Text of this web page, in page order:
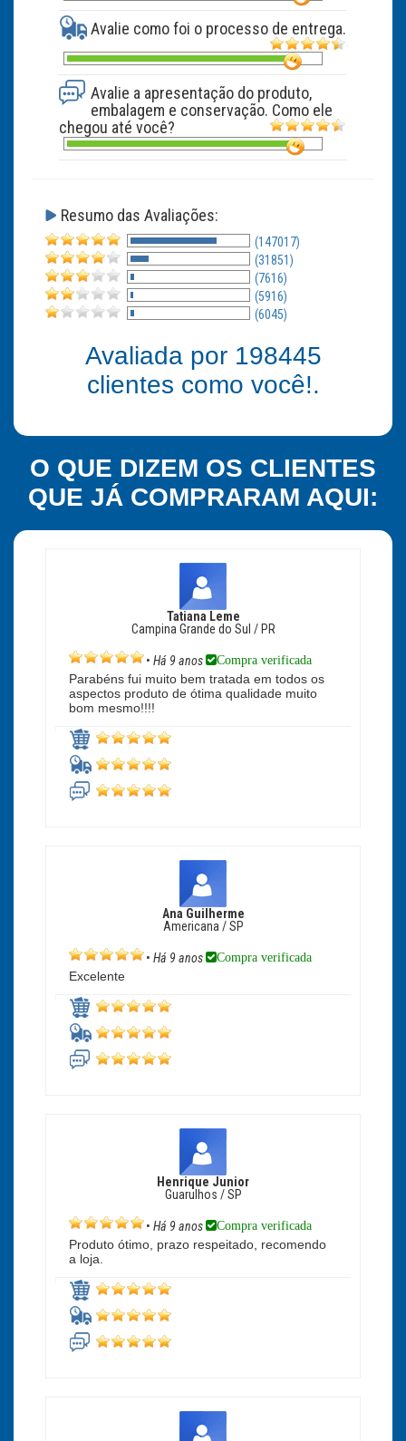
Avalie como foi o processo de entrega.
Avalie a apresentação do produto,
embalagem e conservação. Como ele
chegou até você?
Resumo das Avaliações:
(147017)
(31851)
(7616)
(5916)
(6045)
Avaliada por 198445
clientes como você!.
O QUE DIZEM OS CLIENTES
QUE JÁ COMPRARAM AQUI:
Tatiana Leme
Campina Grande do Sul / PR
• Há 9 anos Compra verificada
Parabéns fui muito bem tratada em todos os
aspectos produto de ótima qualidade muito
bom mesmo!!!!
Ana Guilherme
Americana / SP
• Há 9 anos Compra verificada
Excelente
Henrique Junior
Guarulhos / SP
• Há 9 anos Compra verificada
Produto ótimo, prazo respeitado, recomendo
a loja.